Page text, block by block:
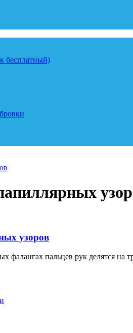
бесплатный)
узоров
фалангах пальцев рук делятся